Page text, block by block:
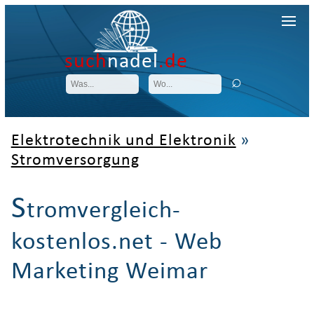
suchnadel.de
Elektrotechnik und Elektronik »
Stromversorgung
Stromvergleich-
kostenlos.net - Web
Marketing Weimar